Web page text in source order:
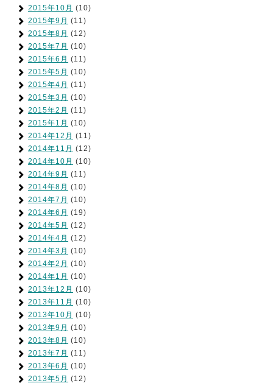
2015年10月 (10)
2015年9月 (11)
2015年8月 (12)
2015年7月 (10)
2015年6月 (11)
2015年5月 (10)
2015年4月 (11)
2015年3月 (10)
2015年2月 (11)
2015年1月 (10)
2014年12月 (11)
2014年11月 (12)
2014年10月 (10)
2014年9月 (11)
2014年8月 (10)
2014年7月 (10)
2014年6月 (19)
2014年5月 (12)
2014年4月 (12)
2014年3月 (10)
2014年2月 (10)
2014年1月 (10)
2013年12月 (10)
2013年11月 (10)
2013年10月 (10)
2013年9月 (10)
2013年8月 (10)
2013年7月 (11)
2013年6月 (10)
2013年5月 (12)